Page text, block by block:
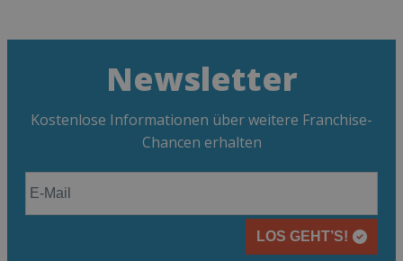
Newsletter
Kostenlose Informationen über weitere Franchise-
Chancen erhalten
LOS GEHT’S!